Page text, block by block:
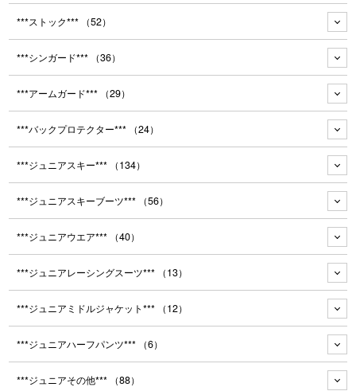
***ストック*** （52）
***シンガード*** （36）
***アームガード*** （29）
***バックプロテクター*** （24）
***ジュニアスキー*** （134）
***ジュニアスキーブーツ*** （56）
***ジュニアウエア*** （40）
***ジュニアレーシングスーツ*** （13）
***ジュニアミドルジャケット*** （12）
***ジュニアハーフパンツ*** （6）
***ジュニアその他*** （88）